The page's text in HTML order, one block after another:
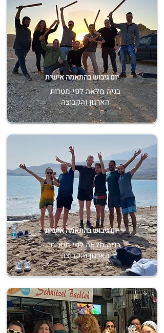
יום גיבוש בהתאמה אישית
בניה מלאה לפי מטרות
הארגון והקבוצה
יום גיבוש בהתאמה אישית
בניה מלאה לפי מטרות
הארגון והקבוצה